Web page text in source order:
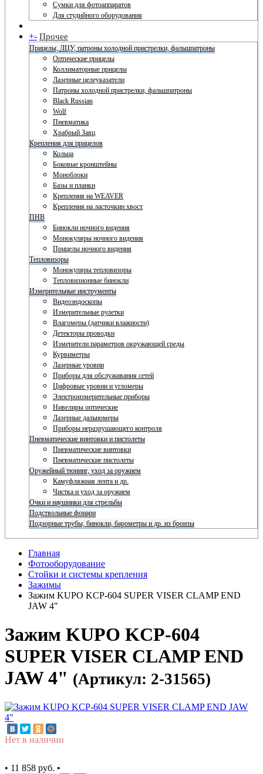
Сумки для фотоаппаратов
Для студийного оборудования
+- Прочее
Прицелы, ЛЦУ, патроны холодной пристрелки, фальшпатроны
Оптические прицелы
Коллиматорные прицелы
Лазерные целеуказатели
Патроны холодной пристрелки, фальшпатроны
Black Russian
Wolf
Пневматика
Храбрый Заяц
Крепления для прицелов
Кольца
Боковые кронштейны
Моноблоки
Базы и планки
Крепления на WEAVER
Крепления на ласточкин хвост
ПНВ
Бинокли ночного видения
Монокуляры ночного видения
Прицелы ночного видения
Тепловизоры
Монокуляры тепловизоры
Тепловизионные бинокли
Измерительные инструменты
Видеоэндоскопы
Измерительные рулетки
Влагомеры (датчики влажности)
Детекторы проводки
Измерители параметров окружающей среды
Курвиметры
Лазерные уровни
Приборы для обслуживания сетей
Цифровые уровни и угломеры
Электроизмерительные приборы
Нивелиры оптические
Лазерные дальномеры
Приборы неразрушающего контроля
Пневматические винтовки и пистолеты
Пневматические винтовки
Пневматические пистолеты
Оружейный тюнинг, уход за оружием
Камуфляжная лента и др.
Чистка и уход за оружием
Очки и наушники для стрельбы
Подствольные фонари
Подзорные трубы, бинокли, барометры и др. из бронзы
Главная
Фотооборудование
Стойки и системы крепления
Зажимы
Зажим KUPO KCP-604 SUPER VISER CLAMP END
JAW 4"
Зажим KUPO KCP-604
SUPER VISER CLAMP END
JAW 4" (Артикул: 2-31565)
Нет в наличии
• 11 858 руб. •